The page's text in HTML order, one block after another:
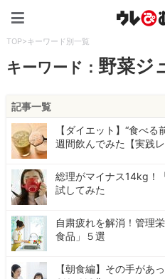
TOP>キーワード別一覧
キーワード：野菜ジ
記事一覧
【ダイエット】“食べ
週間飲んでみた【実践レ
総理がマイナス14kg！
試してみた
自粛疲れを解消！管理
食品」５選
【朝食編】その手があ